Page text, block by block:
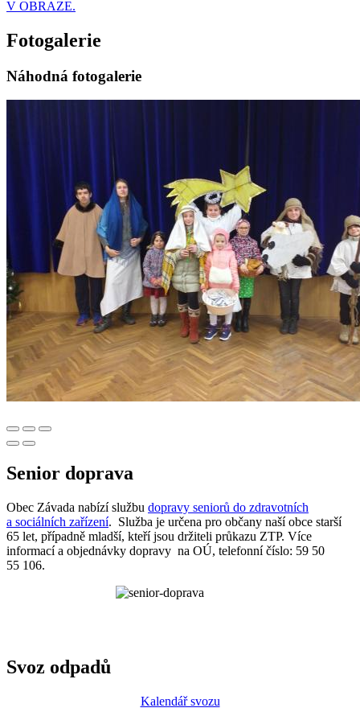
V OBRAZE.
Fotogalerie
Náhodná fotogalerie
Senior doprava
Obec Závada nabízí službu dopravy seniorů do zdravotních
a sociálních zařízení. Služba je určena pro občany naší obce starší
65 let, případně mladší, kteří jsou držiteli průkazu ZTP. Více
informací a objednávky dopravy na OÚ, telefonní číslo: 59 50
55 106.
Svoz odpadů
Kalendář svozu